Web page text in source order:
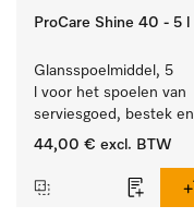
ProCare Shine 40 - 5 l
Glansspoelmiddel, 5
l voor het spoelen van
serviesgoed, bestek en
ideaal voor glazen.
44,00 € excl. BTW